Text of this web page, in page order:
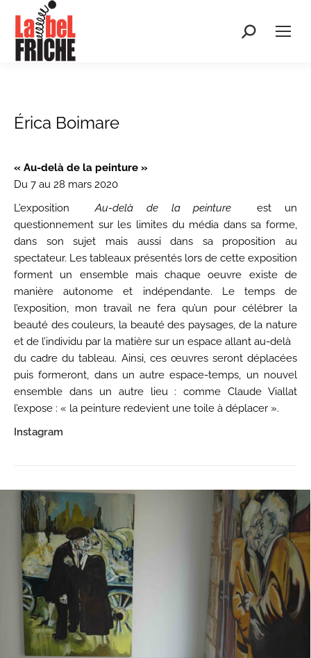
Recherche
Érica Boimare
« Au-delà de la peinture »
Du 7 au 28 mars 2020
L’expositionAu-delà de la peinture est un
questionnement sur les limites du média dans sa forme,
dans son sujet mais aussi dans sa proposition au
spectateur. Les tableaux présentés lors de cette exposition
forment un ensemble mais chaque oeuvre existe de
manière autonome et indépendante. Le temps de
l’exposition, mon travail ne fera qu’un pour célébrer la
beauté des couleurs, la beauté des paysages, de la nature
et de l’individu par la matière sur un espace allant au-delà
du cadre du tableau. Ainsi, ces œuvres seront déplacées
puis formeront, dans un autre espace-temps, un nouvel
ensemble dans un autre lieu : comme Claude Viallat
l’expose : « la peinture redevient une toile à déplacer ».
Instagram